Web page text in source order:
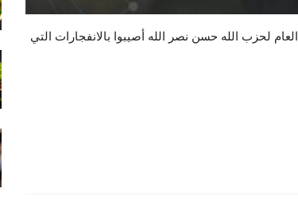
قال مصدر إيراني لـ «الجريدة» إن ثلاثة من مرافقي الأمين aljarida العام لحزب الله حسن نصر الله أصيبوا بالانفجارات التي